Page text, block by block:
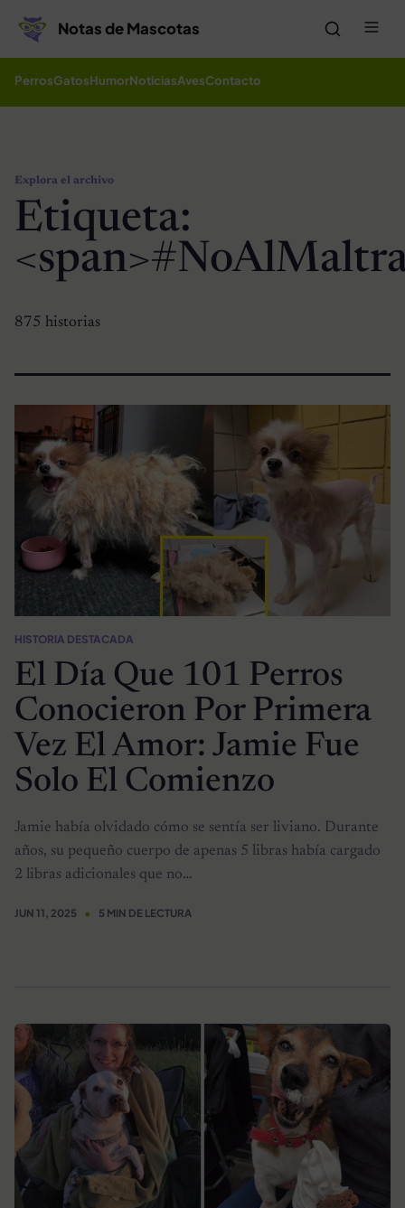
Notas de Mascotas
PerrosGatosHumorNoticiasAvesContacto
Explora el archivo
Etiqueta:
875 historias
HISTORIA DESTACADA
El Día Que 101 Perros
Conocieron Por Primera
Vez El Amor: Jamie Fue
Solo El Comienzo
Jamie había olvidado cómo se sentía ser liviano. Durante
años, su pequeño cuerpo de apenas 5 libras había cargado
2 libras adicionales que no…
JUN 11, 2025 5 MIN DE LECTURA